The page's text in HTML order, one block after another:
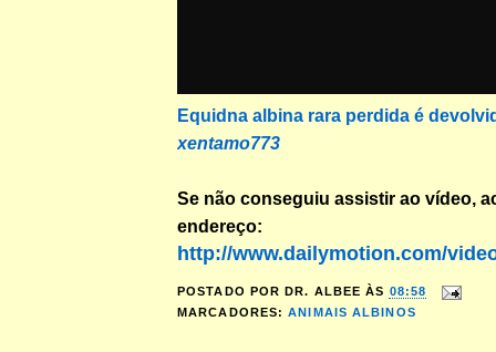
Equidna albina rara perdida é
xentamo773
Se não conseguiu assistir ao vídeo,
endereço:
http://www.dailymotion.com/
POSTADO POR DR. ALBEE ÀS 08:58
MARCADORES:ANIMAIS ALBINOS